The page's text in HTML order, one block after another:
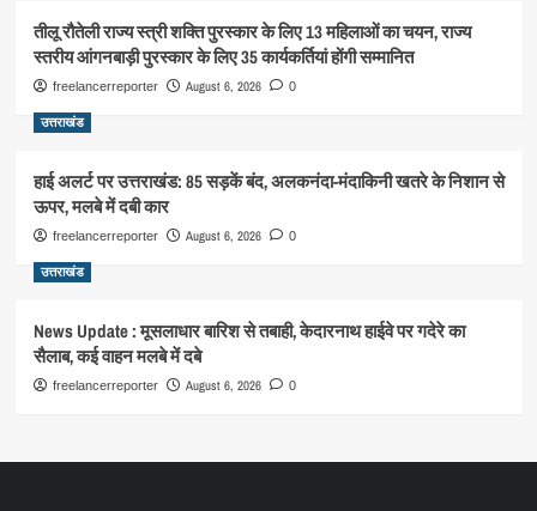
तीलू रौतेली राज्य स्त्री शक्ति पुरस्कार के लिए 13 महिलाओं का चयन, राज्य
स्तरीय आंगनबाड़ी पुरस्कार के लिए 35 कार्यकर्तियां होंगी सम्मानित
freelancerreporter August 6, 2026 0
उत्तराखंड
हाई अलर्ट पर उत्तराखंड: 85 सड़कें बंद, अलकनंदा-मंदाकिनी खतरे के निशान से
ऊपर, मलबे में दबी कार
freelancerreporter August 6, 2026 0
उत्तराखंड
News Update : मूसलाधार बारिश से तबाही, केदारनाथ हाईवे पर गदेरे का
सैलाब, कई वाहन मलबे में दबे
freelancerreporter August 6, 2026 0